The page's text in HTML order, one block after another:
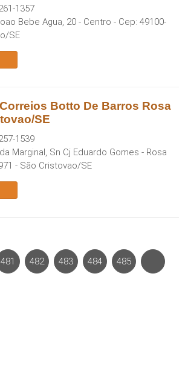
1357
Bebe Agua, 20 - Centro - Cep: 49100-
/SE
Botto De Barros Rosa
SE
1539
Marginal, Sn Cj Eduardo Gomes - Rosa
- São Cristovao/SE
481 482 483 484 485